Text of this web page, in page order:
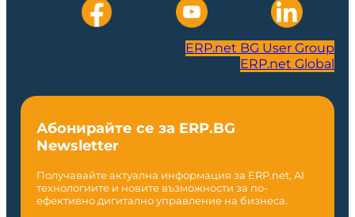
ERP.net BG User Group
ERP.net Global
Абонирайте се за ERP.BG
Newsletter
Получавайте актуална информация за ERP.net, AI
технологиите и новите възможности за по-
ефективно дигитално управление на бизнеса.